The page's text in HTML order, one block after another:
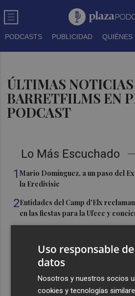
PODCASTS PUBLICIDAD QUIÉNES
ÚLTIMAS NOTICIAS
BARRETFILMS EN
PODCAST
Lo Más Escuchado
1Mario Domínguez, a un paso del
la Eredivisie
2Entidades del Camp d'Elx
en las fiestas para la Ufece y
Valencia Basket abrirá la
Fin a la racha de seis
Uso responsable
datos
Nosotros y nuestros socios
cookies y tecnologías